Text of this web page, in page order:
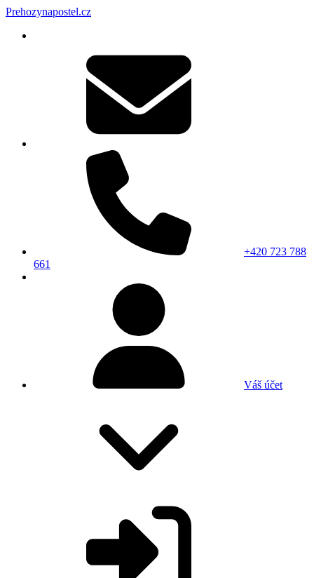
Prehozynapostel.cz
+420 723 788
661
Váš účet